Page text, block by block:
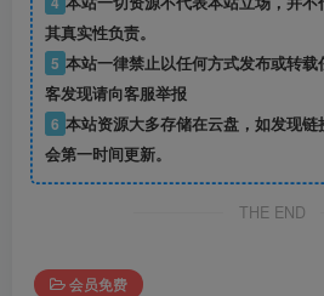
其真实性负责。
5 本站一律禁止以任何方式发布或转
客发现请向客服举报
6 本站资源大多存储在云盘，如发现
会第一时间更新。
THE END
会员免费